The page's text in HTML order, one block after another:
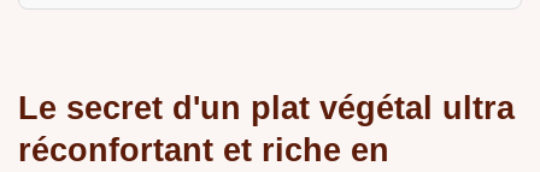
Le secret d'un plat végétal ultra
réconfortant et riche en